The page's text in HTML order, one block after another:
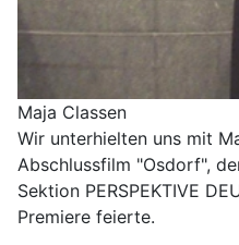
Maja Classen
Wir unterhielten uns mit
Abschlussfilm "Osdorf",
Sektion PERSPEKTIVE
Premiere feierte.